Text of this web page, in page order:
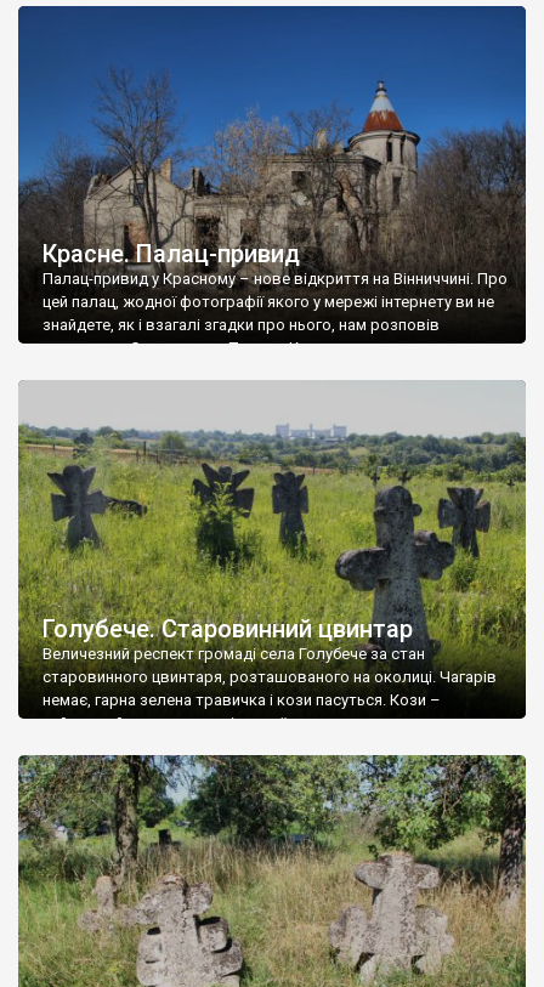
Красне. Палац-привид
Палац-привид у Красному – нове відкриття на Вінниччині. Про
цей палац, жодної фотографії якого у мережі інтернету ви не
знайдете, як і взагалі згадки про нього, нам розповів
мешканець Самгородка. Палац у Красному вразив не лише
Голубече. Старовинний цвинтар
Величезний респект громаді села Голубече за стан
старовинного цвинтаря, розташованого на околиці. Чагарів
немає, гарна зелена травичка і кози пасуться. Кози –
найкращий регулятор шкідливої, для старих кладовищ,
бруньками, кози ті бруньки обгризають, бо то улюблений
делікатес. На цвинтарі у Голубечому ціла колекція
різноманітних форм хрестів. Село відносно невелике, […]